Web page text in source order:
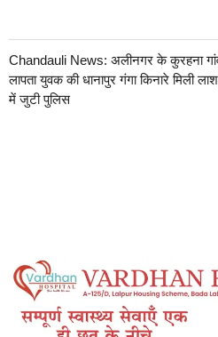
Chandauli News: अलीनगर के कुरहना
लापता युवक की धानापुर गंगा किनारे मिली
में जुटी पुलिस